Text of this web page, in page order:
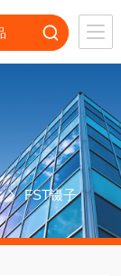
FST镊子